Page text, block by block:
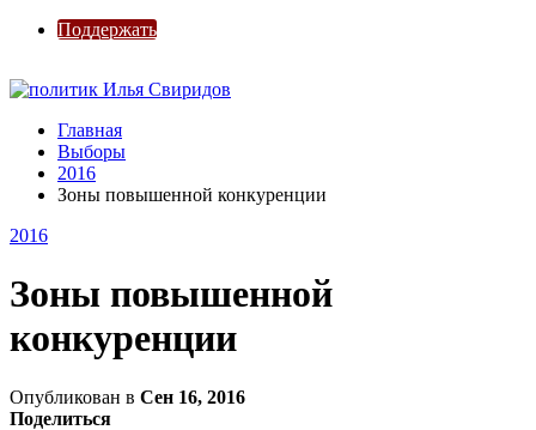
Поддержать
Главная
Выборы
2016
Зоны повышенной конкуренции
2016
Зоны повышенной
конкуренции
Опубликован в Сен 16, 2016
Поделиться